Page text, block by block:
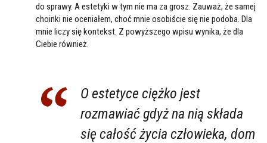
do sprawy. A estetyki w tym nie ma za grosz. Zauważ, że samej
choinki nie oceniałem, choć mnie osobiście się nie podoba. Dla
mnie liczy się kontekst. Z powyższego wpisu wynika, że dla
Ciebie również.
O estetyce ciężko jest
rozmawiać gdyż na nią składa
się całość życia człowieka, dom